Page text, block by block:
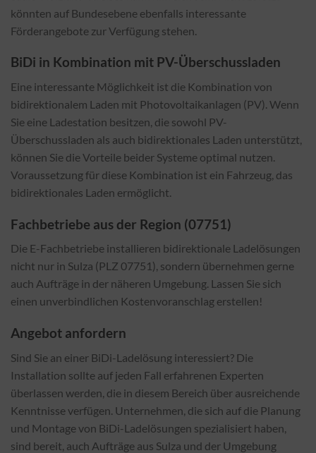
könnten auf Bundesebene ebenfalls interessante
Förderangebote zur Verfügung stehen.
BiDi in Kombination mit PV-Überschussladen
Eine interessante Möglichkeit ist die Kombination von
bidirektionalem Laden mit Photovoltaikanlagen (PV). Wenn
Sie eine Ladestation besitzen, die sowohl PV-
Überschussladen als auch bidirektionales Laden unterstützt,
können Sie die Vorteile beider Systeme optimal nutzen.
Voraussetzung für diese Kombination ist ein Fahrzeug, das
bidirektionales Laden ermöglicht.
Fachbetriebe aus der Region (07751)
Die E-Fachbetriebe installieren bidirektionale Ladelösungen
nicht nur in Sulza (PLZ 07751), sondern übernehmen gerne
auch Aufträge in der näheren Umgebung. Lassen Sie sich
einen unverbindlichen Kostenvoranschlag erstellen!
Angebot anfordern
Sind Sie an einer BiDi-Ladelösung interessiert? Die
Installation sollte auf jeden Fall erfahrenen Experten
überlassen werden, die in diesem Bereich über ausreichende
Kenntnisse verfügen. Unternehmen, die sich auf die Planung
und Montage von BiDi-Ladelösungen spezialisiert haben,
sind bereit, auch Aufträge aus Sulza und der Umgebung